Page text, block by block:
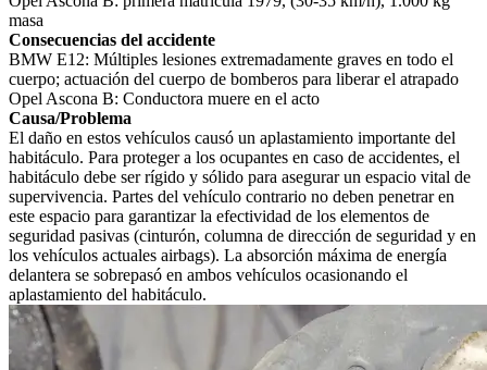
masa
Consecuencias del accidente
BMW E12: Múltiples lesiones extremadamente graves en todo el
cuerpo; actuación del cuerpo de bomberos para liberar el atrapado
Opel Ascona B: Conductora muere en el acto
Causa/Problema
El daño en estos vehículos causó un aplastamiento importante del
habitáculo. Para proteger a los ocupantes en caso de accidentes, el
habitáculo debe ser rígido y sólido para asegurar un espacio vital de
supervivencia. Partes del vehículo contrario no deben penetrar en
este espacio para garantizar la efectividad de los elementos de
seguridad pasivas (cinturón, columna de dirección de seguridad y en
los vehículos actuales airbags). La absorción máxima de energía
delantera se sobrepasó en ambos vehículos ocasionando el
aplastamiento del habitáculo.